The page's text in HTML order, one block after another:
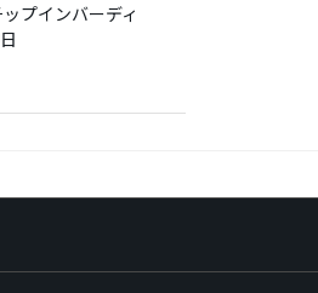
プインバーディ